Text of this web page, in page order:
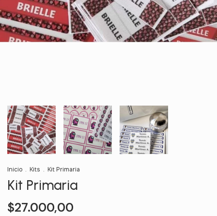
Inicio . Kits . Kit Primaria
Kit Primaria
$27.000,00